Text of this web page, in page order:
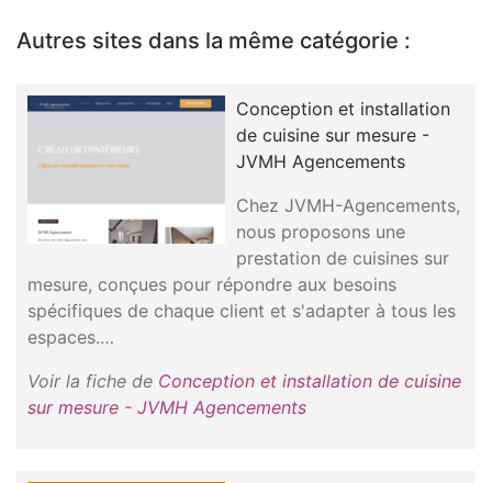
Autres sites dans la même catégorie :
Conception et installation
de cuisine sur mesure -
JVMH Agencements
Chez JVMH-Agencements,
nous proposons une
prestation de cuisines sur
mesure, conçues pour répondre aux besoins
spécifiques de chaque client et s'adapter à tous les
espaces.…
Voir la fiche de Conception et installation de cuisine
sur mesure - JVMH Agencements